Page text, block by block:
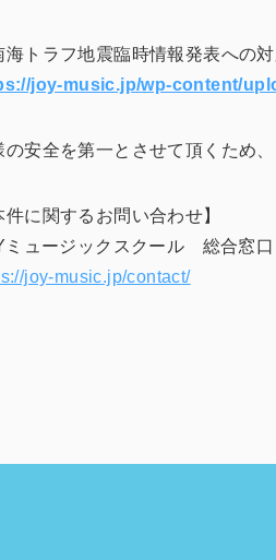
トラフ地震臨時情報発表への
joy-music.jp/wp-content/
の安全を第一とさせて頂くため
件に関するお問い合わせ】
ミュージックスクール 総合窓口
joy-music.jp/contact/